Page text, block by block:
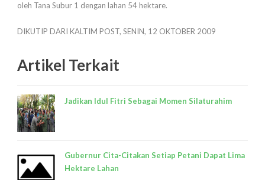
oleh Tana Subur 1 dengan lahan 54 hektare.
DIKUTIP DARI KALTIM POST, SENIN, 12 OKTOBER 2009
Artikel Terkait
Jadikan Idul Fitri Sebagai Momen Silaturahim
Gubernur Cita-Citakan Setiap Petani Dapat Lima
Hektare Lahan